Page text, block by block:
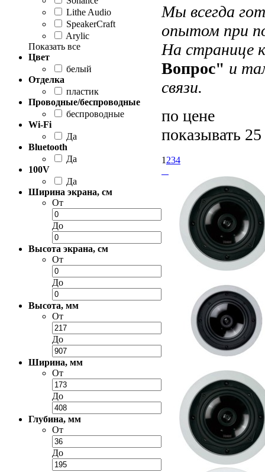
Lithe Audio
SpeakerCraft
Arylic
Показать все
Цвет
белый
Отделка
пластик
Проводные/беспроводные
беспроводные
Wi-Fi
Да
Bluetooth
Да
100V
Да
Ширина экрана, см
От
До
Высота экрана, см
От
До
Высота, мм
От
До
Ширина, мм
От
До
Глубина, мм
От
До
Мы всегда
опытом при
На странице
Вопрос" и
cвязи.
по цене
показывать 25
1 234